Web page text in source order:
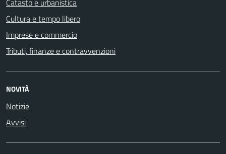
Cultura e tempo libero
Imprese e commercio
Tributi, finanze e contravvenzioni
NOVITÀ
Notizie
Avvisi